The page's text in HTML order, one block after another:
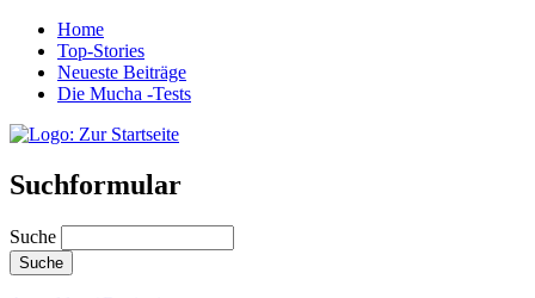
Home
Top-Stories
Neueste Beiträge
Die Mucha -Tests
Suchformular
Suche